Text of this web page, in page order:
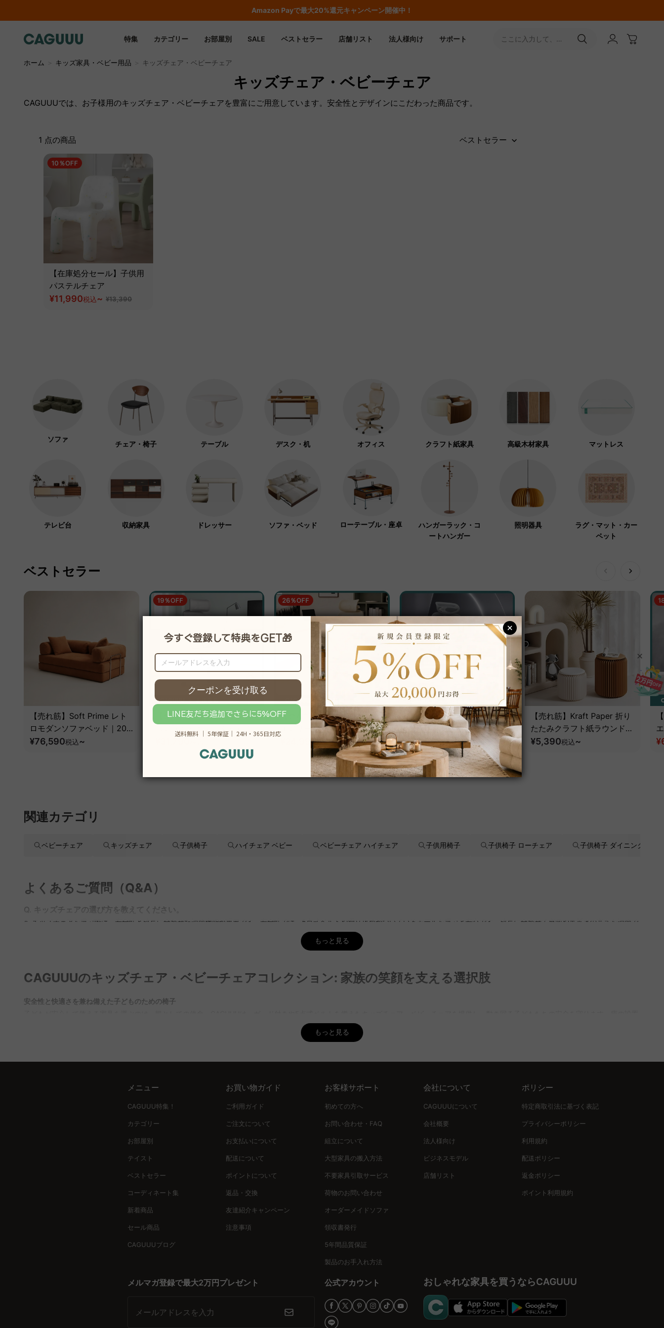
Amazon Payで最大20%還元キャンペーン開催中！
特集 カテゴリー お部屋別 SALE ベストセラー 店舗リスト 法人様向け サポート
ここに入力して、
ホーム
キッズ家具・ベビー用品 キッズチェア・ベビーチェア
キッズチェア・ベビーチェア
CAGUUUでは、お子様用のキッズチェア・ベビーチェアを豊富にご用意しています。安全性とデザインにこだわった商品です。
1 点の商品 ベストセラー
10％OFF
【在庫処分セール】子供用
パステルチェア
¥11,990税込~ ¥13,390
ソファ
チェア・椅子 テーブル デスク・机 オフィス クラフト紙家具 高級木材家具 マットレス
テレビ台 収納家具 ドレッサー ソファ・ベッド ローテーブル・座卓
ハンガーラック・コ
ートハンガー
照明器具
ラグ・マット・カー
ペット
ベストセラー
【売れ筋】Soft Prime レト
ロモダンソファベッド｜20
色以上から選べるコーデュロ
¥76,590税込~
19％OFF
【売れ筋】AXISU アクシス
コアライトオフィスチェア
26％OFF
【売れ筋】AXISU アクシス
エアリーライトオフィスチェ
¥24,990税込~ ¥33,990
AXISU アクシスエルゴフラ
イオフィスチェア｜圧倒的な
追従機能とフルサポート構造
¥52,800税込
【売れ筋】Kraft Paper 折り
たたみクラフト紙ラウンドス
ツール
¥5,390税込~
関連カテゴリ
ベビーチェア キッズチェア 子供椅子 ハイチェア ベビー ベビーチェア ハイチェア 子供用椅子 子供椅子 ローチェア 子供椅子 ダイニング
よくあるご質問（Q&A）
Q. キッズチェアの選び方を教えてください。
A. キッズチェアを選ぶ際は、安全性と成長に合わせた調節機能が重要です。安全性では、5点式ベルトや滑り止めがついているモデルを選ぶと安心です。成長に合わせて座面や足置きの高さを調節で
きるチェアは、長期間使用できるためおすすめです。CAGUUUでは、これらの特徴を備えたキッズチェアを取り揃えており、5年品質保証もついているため、安心してご利用いただけます。
り、5年品質保証付きで長く安心してご使用いただけます。
A. ベビーチェアの手入れは、食べこぼしがつきやすい部分を中心に、柔らかい布で拭き取るのが基本です。トレーが取り外せるタイプは、洗いやすく便利です。CAGUUUでは、手入れのしやすいシ
もっと見る
CAGUUUのキッズチェア・ベビーチェアコレクション: 家族の笑顔を支える選択肢
安全性と快適さを兼ね備えた子どものための椅子
汚れが気になる食事用チェアには、溝がなく簡単に拭き取れるデザインを採用。取り外して洗えるトレー付きのタイプもあり、衛生面でも安心です。毎日の手入れが簡単だからこそ、家族の時間をさ
多様な素材とスタイルで魅力的な子ども部屋を演出
ルームなどの空間にぴったりのアイテムを見つけることができます。
CAGUUUでは、全サイトで3,000点以上の商品を扱ってきた経験を活かし、キッズチェア・ベビーチェアコレクションを厳選しています。5年間の品質保証や24時間カスタマーサポートを通じて、安
心してお買い物を楽しんでいただけます。 CAGUUUのキッズチェア・ベビーチェアが、家族の笑顔を支える新しい基準を提案します。子どもの成長を見守る家具選びに、私たちのコレクションをぜ
もっと見る
メニュー
CAGUUU特集！
カテゴリー
お部屋別
テイスト
ベストセラー
コーディネート集
新着商品
セール商品
CAGUUUブログ
お買い物ガイド
ご利用ガイド
ご注文について
お支払いについて
配送について
ポイントについて
返品・交換
友達紹介キャンペーン
注意事項
お客様サポート
初めての方へ
お問い合わせ・FAQ
組立について
大型家具の搬入方法
不要家具引取サービス
荷物のお問い合わせ
オーダーメイドソファ
領収書発行
5年間品質保証
製品のお手入れ方法
会社について
CAGUUUについて
会社概要
法人様向け
ビジネスモデル
店舗リスト
ポリシー
特定商取引法に基づく表記
プライバシーポリシー
利用規約
配送ポリシー
返金ポリシー
ポイント利用規約
メルマガ登録で最大2万円プレゼント
メールアドレスを入力
公式アカウント おしゃれな家具を買うならCAGUUU